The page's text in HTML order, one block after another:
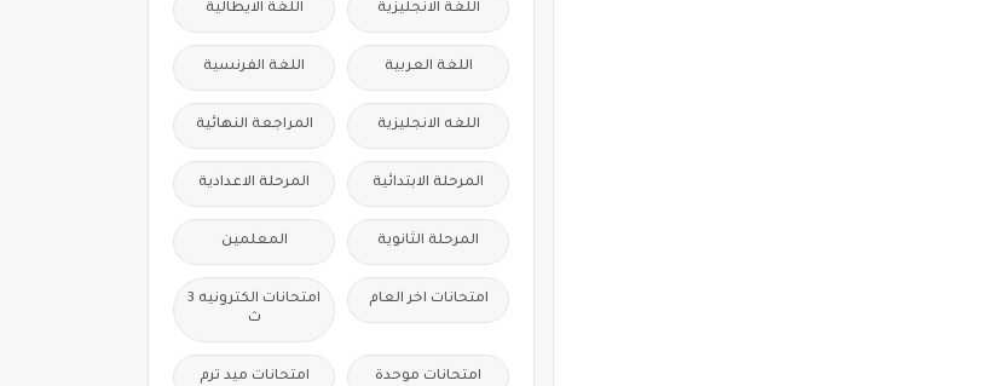
اللغة الانجليزية اللغة الايطالية
اللغة العربية اللغة الفرنسية
اللغه الانجليزية المراجعة النهائية
المرحلة الابتدائية المرحلة الاعدادية
المرحلة الثانوية المعلمين
امتحانات اخر العام
امتحانات الكترونيه 3
ث
امتحانات موحدة امتحانات ميد ترم